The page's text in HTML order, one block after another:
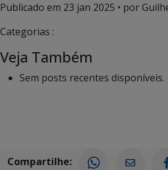
Publicado em 23 jan 2025 • por
Categorias :
Veja Também
Sem posts recentes disponíveis.
Compartilhe: